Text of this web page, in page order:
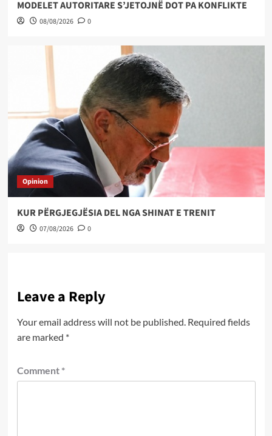
MODELET AUTORITARE S’JETOJNË DOT PA KONFLIKTE
08/08/2026 0
Opinion
KUR PËRGJEGJËSIA DEL NGA SHINAT E TRENIT
07/08/2026 0
Leave a Reply
Your email address will not be published. Required fields
are marked *
Comment *